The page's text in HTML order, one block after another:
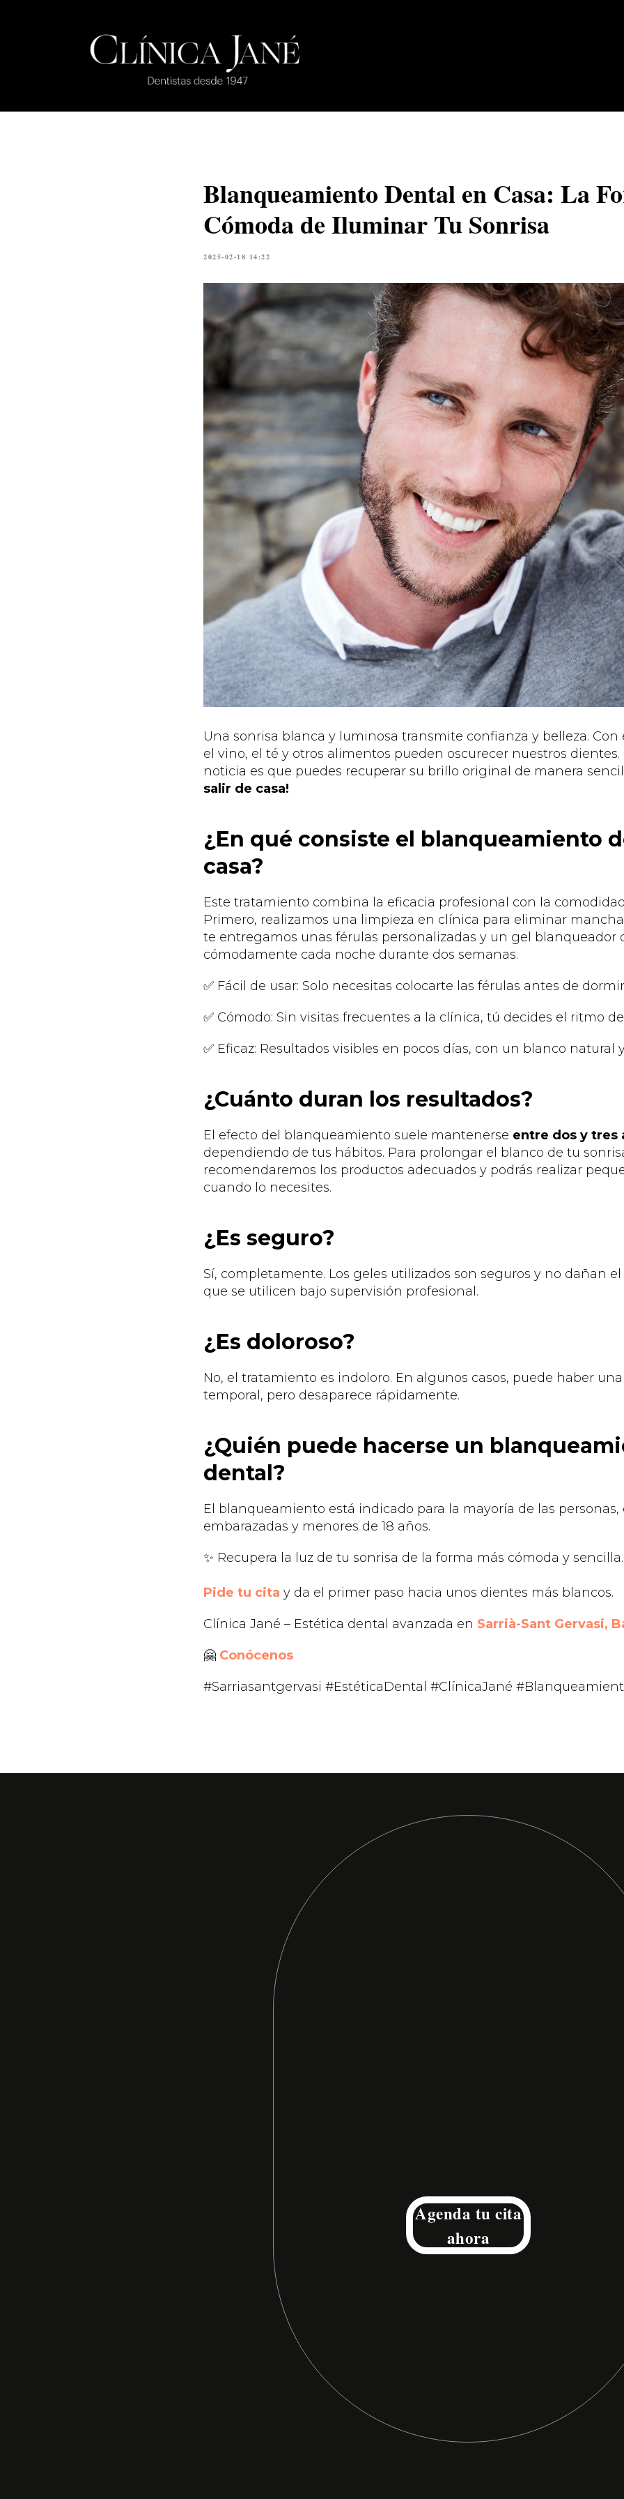
Blanqueamiento Dental en Casa: La
Cómoda de Iluminar Tu Sonrisa
2025-02-18 14:22
Una sonrisa blanca y luminosa transmite confianza y belleza. Con
el vino, el té y otros alimentos pueden oscurecer nuestros dientes.
noticia es que puedes recuperar su brillo original de manera
salir de casa!
¿En qué consiste el blanqueamiento
casa?
Este tratamiento combina la eficacia profesional con la
Primero, realizamos una limpieza en clínica para eliminar
te entregamos unas férulas personalizadas y un gel blanqueador
cómodamente cada noche durante dos semanas.
✅ Fácil de usar: Solo necesitas colocarte las férulas antes de
✅ Cómodo: Sin visitas frecuentes a la clínica, tú decides el ritmo
✅ Eficaz: Resultados visibles en pocos días, con un blanco natural
¿Cuánto duran los resultados?
El efecto del blanqueamiento suele mantenerse entre dos y tres
dependiendo de tus hábitos. Para prolongar el blanco de tu
recomendaremos los productos adecuados y podrás realizar
cuando lo necesites.
¿Es seguro?
Sí, completamente. Los geles utilizados son seguros y no dañan
que se utilicen bajo supervisión profesional.
¿Es doloroso?
No, el tratamiento es indoloro. En algunos casos, puede haber
temporal, pero desaparece rápidamente.
¿Quién puede hacerse un
dental?
El blanqueamiento está indicado para la mayoría de las personas,
embarazadas y menores de 18 años.
✨ Recupera la luz de tu sonrisa de la forma más cómoda y sencilla.
Pide tu cita y da el primer paso hacia unos dientes más blancos.
Clínica Jané – Estética dental avanzada en Sarrià-Sant Gervasi,
🤗 Conócenos
#Sarriasantgervasi #EstéticaDental #ClínicaJané
Agenda tu cita
ahora